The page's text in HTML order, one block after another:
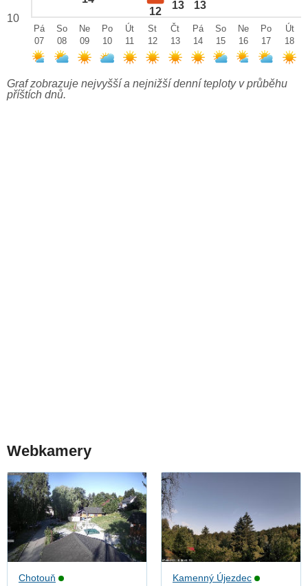
12
13 13
10
Pá
07
So
08
Ne
09
Po
10
Út
11
St
12
Čt
13
Pá
14
So
15
Ne
16
Po
17
Út
18
Graf zobrazuje nejvyšší a nejnižší denní teploty v průběhu
příštích dnů.
Webkamery
Chotouň
Kamenný Újezdec